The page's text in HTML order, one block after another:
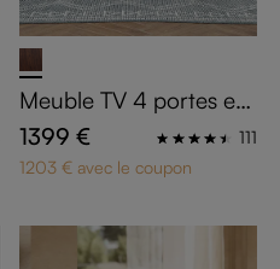
Meuble TV 4 portes en
bois massif foncé 180 c
m
1399 €
111
1203 € avec le coupon